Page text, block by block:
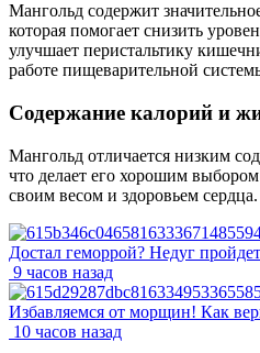
Мангольд содержит
которая помогает снизить
улучшает перистальтику
работе пищеварительной
Содержание калорий и
Мангольд отличается низким
что делает его хорошим
своим весом и здоровьем сердца.
Достал геморрой? Недуг
9 часов назад
Избавляемся от морщин! Как
10 часов назад